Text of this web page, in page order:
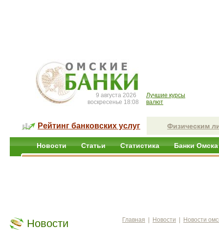
9 августа 2026
воскресенье 18:08
Лучшие курсы
валют
Рейтинг банковских услуг Физическим
Новости Статьи Статистика Банки Омска
Новости Главная Новости Новости